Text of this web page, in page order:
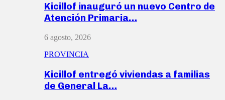
Kicillof inauguró un nuevo Centro de
Atención Primaria…
6 agosto, 2026
PROVINCIA
Kicillof entregó viviendas a familias
de General La…